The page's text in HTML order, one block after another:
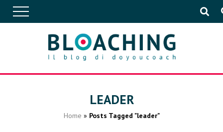
CONVERSAZIONI
LEADER
Home » Posts Tagged "leader"